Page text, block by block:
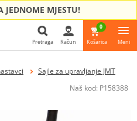
NA JEDNOME MJESTU!
Pretraga
Pretraga Račun
0
Košarica Meni
Sajle za upravljanje JMT
Naš kod: P158388